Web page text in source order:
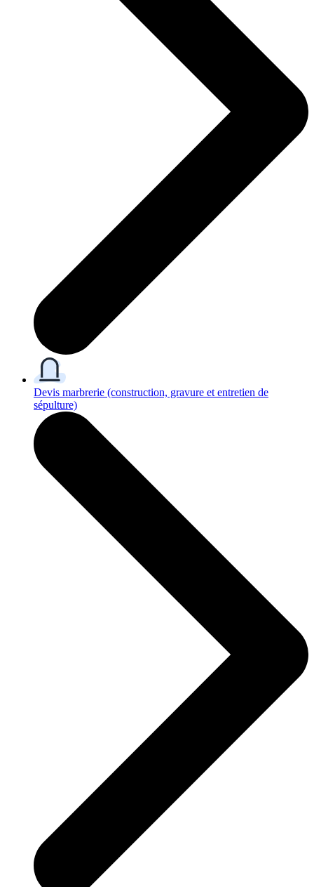
Devis marbrerie (construction, gravure et entretien de
sépulture)